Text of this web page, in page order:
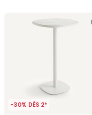
-30% DÈS 2*